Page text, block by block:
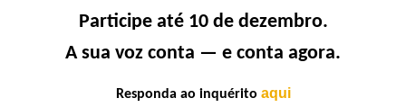
Participe até 10 de dezembro.
A sua voz conta — e conta agora.
Responda ao inquérito aqui